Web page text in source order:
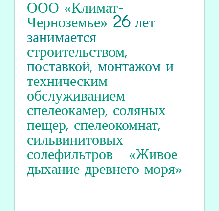
ООО «Климат-
Черноземье» 26лет
занимается
строительством,
поставкой, монтажом и
техническим
обслуживанием
спелеокамер, соляных
пещер, спелеокомнат,
сильвинитовых
солефильтров - «Живое
дыхание древнего моря»